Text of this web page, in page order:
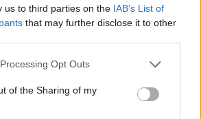
us to third parties on the IAB’s List of
that may further disclose it to other
Opt Outs
of the Sharing of my
δυτικές Φιλιππίνες